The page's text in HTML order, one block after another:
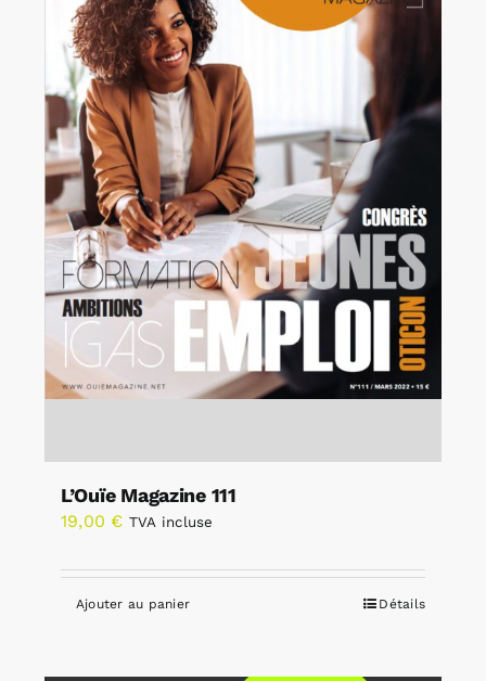
L’Ouïe Magazine 111
19,00 € TVA incluse
Ajouter au panier Détails